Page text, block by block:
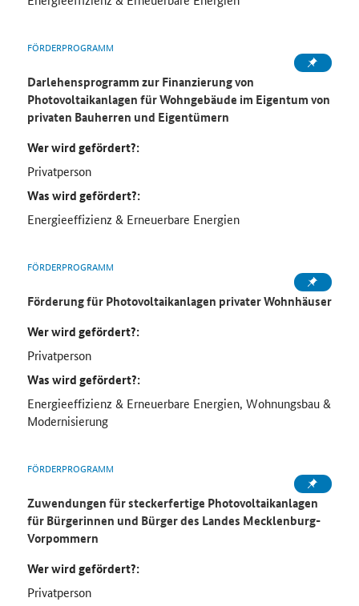
FÖRDERPROGRAMM
Darlehensprogramm zur Finanzierung von
Photovoltaikanlagen für Wohngebäude im Eigentum von
privaten Bauherren und Eigentümern
Wer wird gefördert?:
Privatperson
Was wird gefördert?:
Energieeffizienz & Erneuerbare Energien
FÖRDERPROGRAMM
Förderung für Photovoltaikanlagen privater Wohnhäuser
Wer wird gefördert?:
Privatperson
Was wird gefördert?:
Energieeffizienz & Erneuerbare Energien, Wohnungsbau &
Modernisierung
FÖRDERPROGRAMM
Zuwendungen für steckerfertige Photovoltaikanlagen
für Bürgerinnen und Bürger des Landes Mecklenburg-
Vorpommern
Wer wird gefördert?:
Privatperson